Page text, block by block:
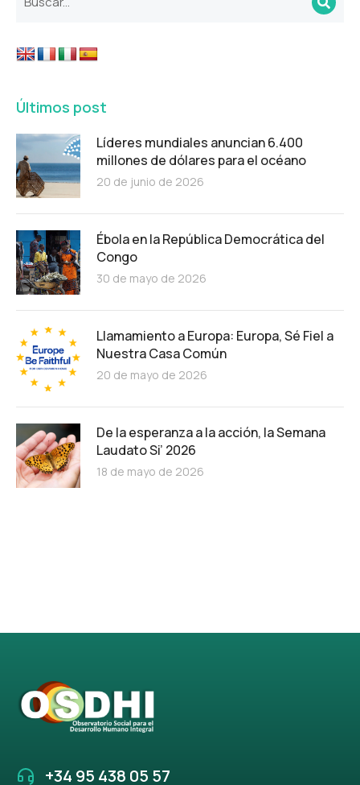
Últimos post
Líderes mundiales anuncian 6.400
millones de dólares para el océano
20 de junio de 2026
Ébola en la República Democrática del
Congo
30 de mayo de 2026
Llamamiento a Europa: Europa, Sé Fiel a
Nuestra Casa Común
20 de mayo de 2026
De la esperanza a la acción, la Semana
Laudato Si’ 2026
18 de mayo de 2026
+34 95 438 05 57